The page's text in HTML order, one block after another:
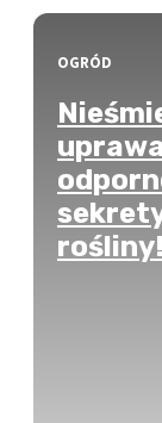
OGRÓD
rośliny!